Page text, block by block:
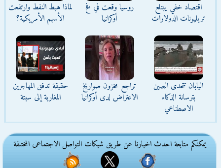
اقتصاد خفي يبتلع
تريليونات الدولارات
روسيا وقعت في فخ
أوكرانيا
لماذا هبط النفط وارتفعت
الأسهم الأمريكية؟
اليابان تتحدى الصين
بترسانة الذكاء
الاصطناعي
تراجع مخزون صواريخ
الاعتراض لدى أوكرانيا
حقيقة تدفق المهاجرين
المغاربة إلى سبتة
يمكنكم متابعة احدث اخبارنا عن طريق شبكات التواصل الاجتماعى المختلفة